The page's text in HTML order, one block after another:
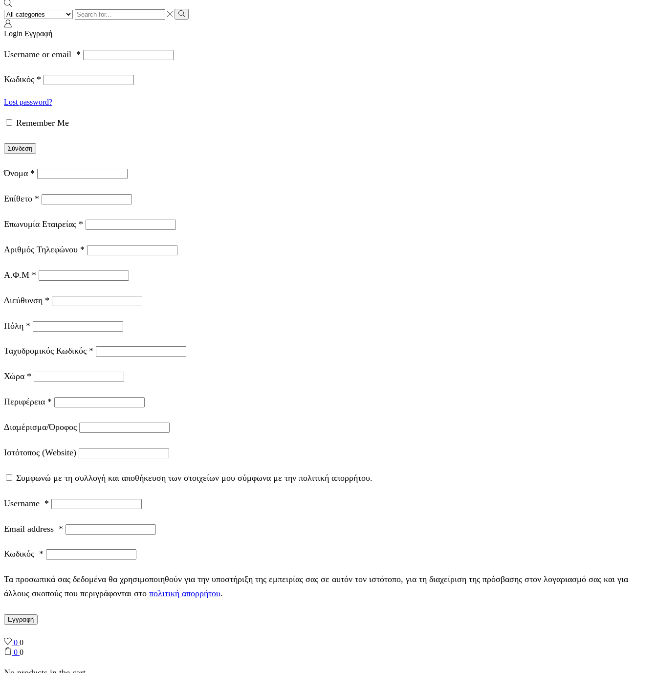
Search
input
Search
Login Εγγραφή
Username or email *
Κωδικός *
Lost password?
Remember Me
Σύνδεση
Όνομα *
Επίθετο *
Επωνυμία Εταιρείας *
Αριθμός Τηλεφώνου *
Α.Φ.Μ *
Διεύθυνση *
Πόλη *
Ταχυδρομικός Κωδικός *
Χώρα *
Περιφέρεια *
Διαμέρισμα/Όροφος
Ιστότοπος (Website)
Συμφωνώ με τη συλλογή και αποθήκευση των στοιχείων μου σύμφωνα με την πολιτική απορρήτου.
Username *
Email address *
Κωδικός *
Τα προσωπικά σας δεδομένα θα χρησιμοποιηθούν για την υποστήριξη της εμπειρίας σας σε αυτόν τον ιστότοπο, για τη διαχείριση της πρόσβασης στον λογαριασμό σας και για
άλλους σκοπούς που περιγράφονται στο πολιτική απορρήτου.
Εγγραφή
0 0
0 0